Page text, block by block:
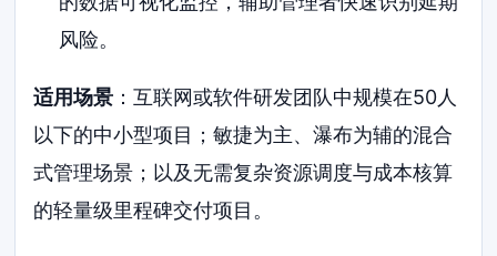
风险。
适用场景 ：互联网或软件研发团队中规模在50人
以下的中小型项目；敏捷为主、瀑布为辅的混合
式管理场景；以及无需复杂资源调度与成本核算
的轻量级里程碑交付项目。